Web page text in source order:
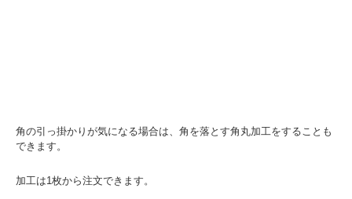
角の引っ掛かりが気になる場合は、角を落とす角丸加工をすることも
できます。
加工は1枚から注文できます。